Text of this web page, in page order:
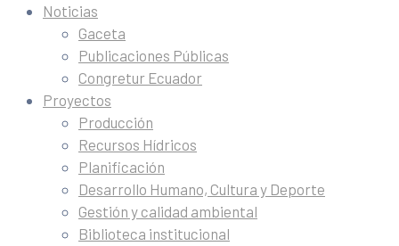
Noticias
Gaceta
Publicaciones Públicas
Congretur Ecuador
Proyectos
Producción
Recursos Hídricos
Planificación
Desarrollo Humano, Cultura y Deporte
Gestión y calidad ambiental
Biblioteca institucional